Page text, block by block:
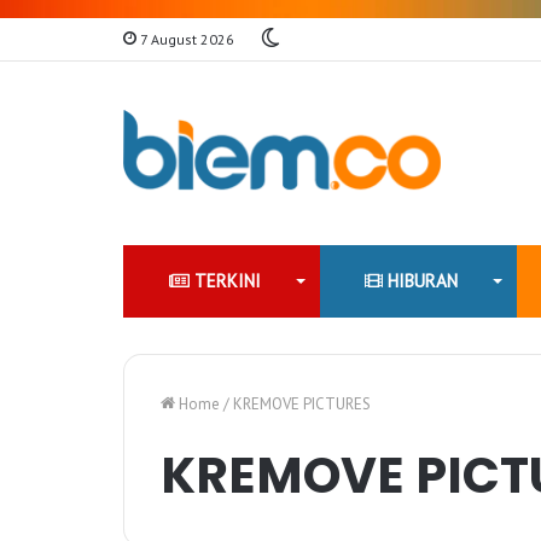
7 August 2026
TERKINI HIBURAN
Home / KREMOVE PICTURES
KREMOVE